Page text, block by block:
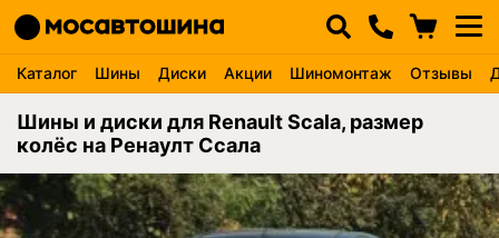
Каталог Шины Диски Акции Шиномонтаж Отзывы
Шины и диски для Renault Scala, размер
колёс на Ренаулт Ссала